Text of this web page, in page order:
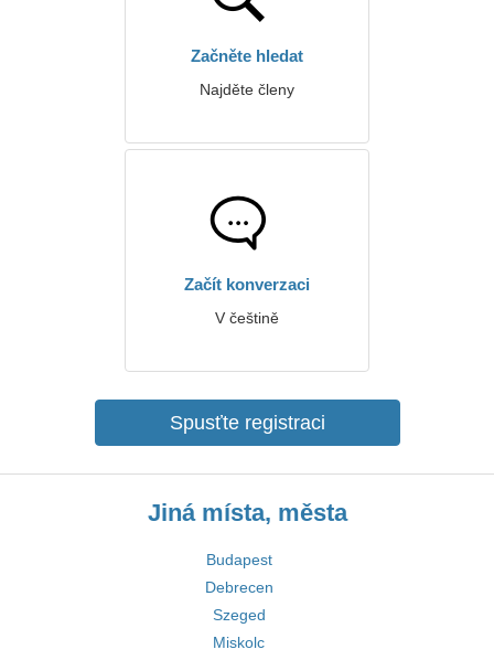
Začněte hledat
Najděte členy
Začít konverzaci
V češtině
Spusťte registraci
Jiná místa, města
Budapest
Debrecen
Szeged
Miskolc